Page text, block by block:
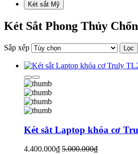
Két sắt Mỹ
Két Sắt Phong Thủy
Sắp xếp Lọc
Két sắt Laptop khóa cơ
4.400.000₫ 5.000.000₫